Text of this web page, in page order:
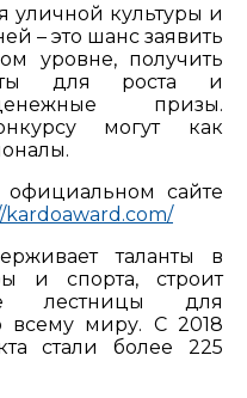
уличной культуры и
– это шанс заявить
уровне, получить
для роста и
призы.
могут как
официальном сайте
kardoaward.com/
таланты в
и спорта, строит
лестницы для
всему миру. С 2018
стали более 225